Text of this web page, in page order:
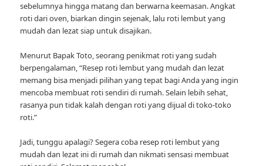
sebelumnya hingga matang dan berwarna keemasan. Angkat
roti dari oven, biarkan dingin sejenak, lalu roti lembut yang
mudah dan lezat siap untuk disajikan.
Menurut Bapak Toto, seorang penikmat roti yang sudah
berpengalaman, “Resep roti lembut yang mudah dan lezat
memang bisa menjadi pilihan yang tepat bagi Anda yang ingin
mencoba membuat roti sendiri di rumah. Selain lebih sehat,
rasanya pun tidak kalah dengan roti yang dijual di toko-toko
roti.”
Jadi, tunggu apalagi? Segera coba resep roti lembut yang
mudah dan lezat ini di rumah dan nikmati sensasi membuat